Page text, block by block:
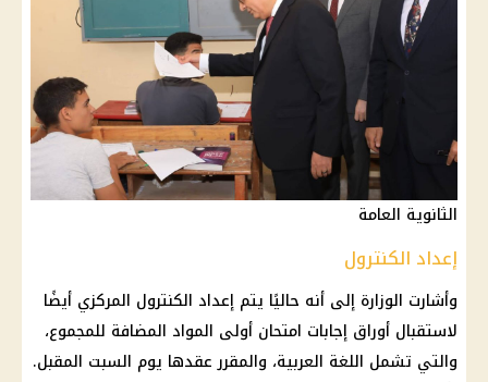
الثانوية العامة
إعداد الكنترول
وأشارت الوزارة إلى أنه حاليًا يتم إعداد الكنترول المركزي أيضًا
لاستقبال أوراق إجابات امتحان أولى المواد المضافة للمجموع،
والتي تشمل اللغة العربية، والمقرر عقدها يوم السبت المقبل.